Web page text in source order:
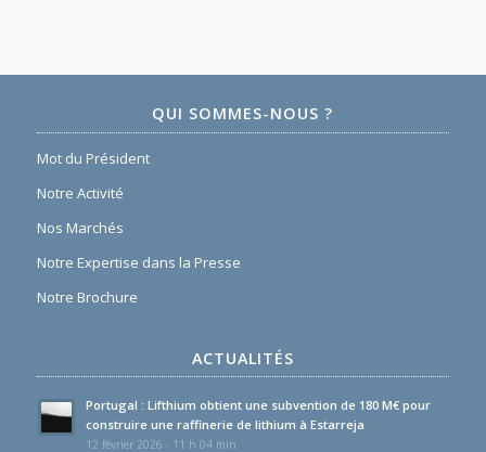
QUI SOMMES-NOUS ?
Mot du Président
Notre Activité
Nos Marchés
Notre Expertise dans la Presse
Notre Brochure
ACTUALITÉS
Portugal : Lifthium obtient une subvention de 180 M€ pour
construire une raffinerie de lithium à Estarreja
12 février 2026 - 11 h 04 min